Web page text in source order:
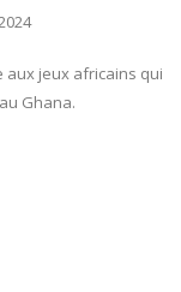
aux jeux africains qui
Ghana.